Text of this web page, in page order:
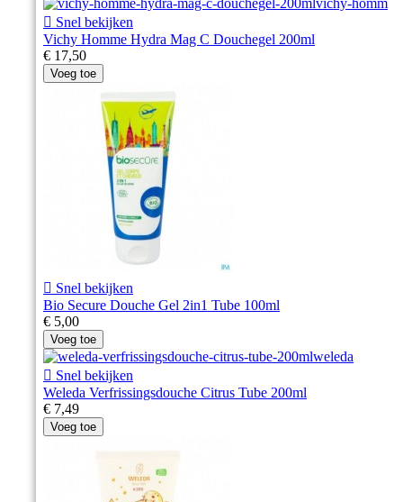
 Snel bekijken
Vichy Homme Hydra Mag C Douchegel 200ml
€ 17,50
Voeg toe
 Snel bekijken
Bio Secure Douche Gel 2in1 Tube 100ml
€ 5,00
Voeg toe
 Snel bekijken
Weleda Verfrissingsdouche Citrus Tube 200ml
€ 7,49
Voeg toe